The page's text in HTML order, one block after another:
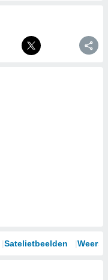
Satelietbeelden